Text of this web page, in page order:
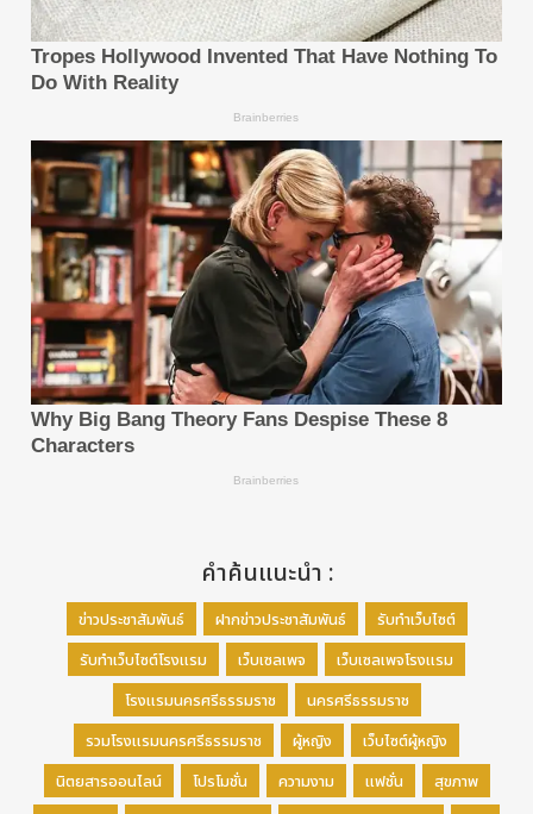
คำค้นแนะนำ :
ข่าวประชาสัมพันธ์ ฝากข่าวประชาสัมพันธ์
รับทำเว็บไซต์
รับทำเว็บไซต์โรงแรม
เว็บเซลเพจ
เว็บเซลเพจโรงแรม
โรงแรมนครศรีธรรมราช
นครศรีธรรมราช
รวมโรงแรมนครศรีธรรมราช
ผู้หญิง
เว็บไซต์ผู้หญิง
นิตยสารออนไลน์
โปรโมชั่น ความงาม แฟชั่น
สุขภาพ